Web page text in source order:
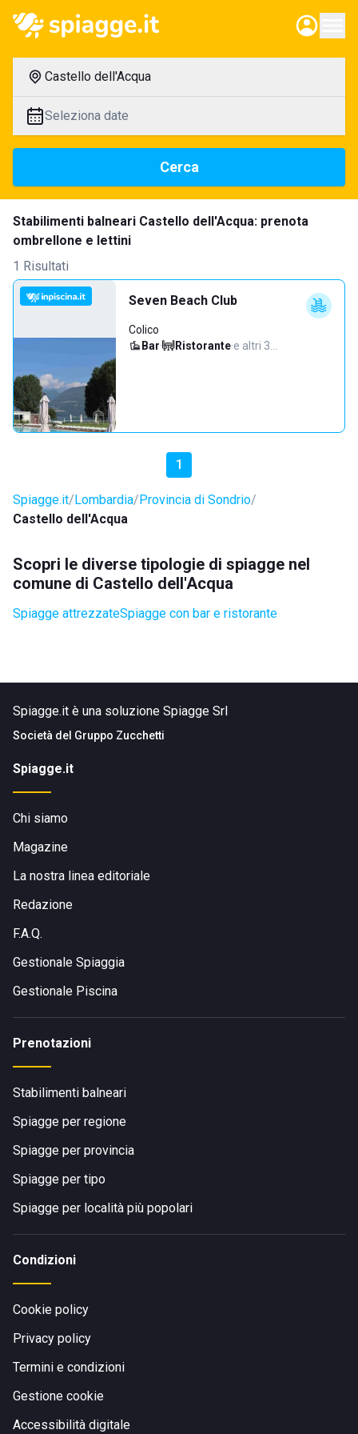
Castello dell'Acqua
Seleziona date
Cerca
Stabilimenti balneari Castello dell'Acqua: prenota
ombrellone e lettini
1 Risultati
Seven Beach Club
Colico
Bar· Ristorante·e altri 3…
1
Spiagge.it Lombardia Provincia di Sondrio
Castello dell'Acqua
Scopri le diverse tipologie di spiagge nel
comune di Castello dell'Acqua
Spiagge attrezzateSpiagge con bar e ristorante
Spiagge.it è una soluzione Spiagge Srl
Società del Gruppo Zucchetti
Spiagge.it
Chi siamo
Magazine
La nostra linea editoriale
Redazione
F.A.Q.
Gestionale Spiaggia
Gestionale Piscina
Prenotazioni
Stabilimenti balneari
Spiagge per regione
Spiagge per provincia
Spiagge per tipo
Spiagge per località più popolari
Condizioni
Cookie policy
Privacy policy
Termini e condizioni
Gestione cookie
Accessibilità digitale